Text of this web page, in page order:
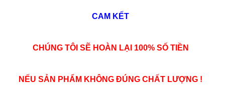
CAM KẾT
CHÚNG TÔI SẼ HOÀN LẠI 100% SỐ TIỀN
NẾU SẢN PHẨM KHÔNG ĐÚNG CHẤT LƯỢNG !